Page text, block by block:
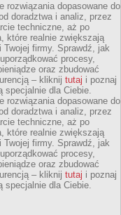
rozwiązania dopasowane do
doradztwa i analiz, przez
techniczne, aż po
które realnie zwiększają
firmy. Sprawdź, jak
procesy,
oraz zbudować
– kliknij tutaj i poznaj
specjalnie dla Ciebie.
rozwiązania dopasowane do
doradztwa i analiz, przez
techniczne, aż po
które realnie zwiększają
firmy. Sprawdź, jak
procesy,
oraz zbudować
– kliknij tutaj i poznaj
specjalnie dla Ciebie.